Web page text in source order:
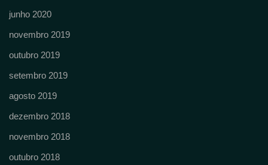
junho 2020
novembro 2019
outubro 2019
setembro 2019
agosto 2019
dezembro 2018
novembro 2018
outubro 2018